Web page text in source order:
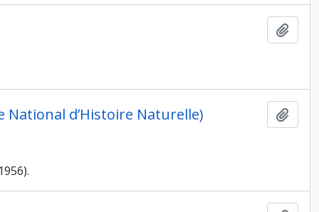
National d’Histoire Naturelle)